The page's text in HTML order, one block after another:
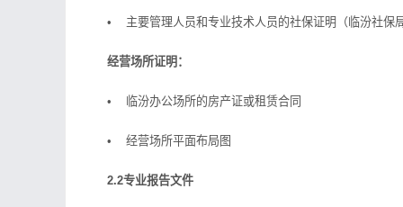
• 主要管理人员和专业技术人员的社保证明（临汾社保
经营场所证明：
• 临汾办公场所的房产证或租赁合同
• 经营场所平面布局图
2.2专业报告文件